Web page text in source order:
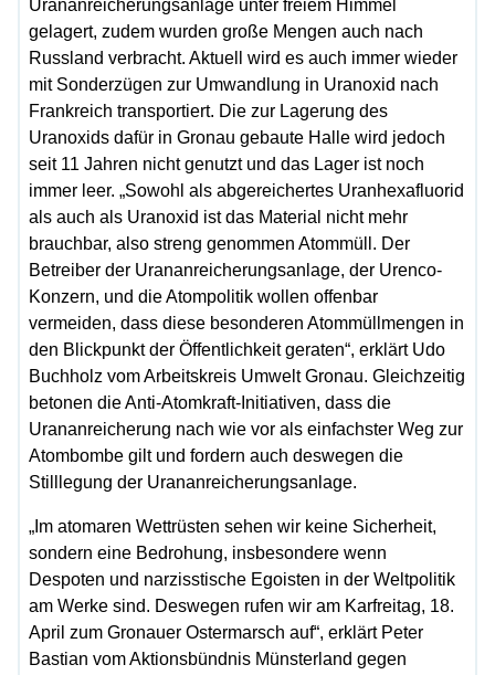
Urananreicherungsanlage unter freiem Himmel
gelagert, zudem wurden große Mengen auch nach
Russland verbracht. Aktuell wird es auch immer wieder
mit Sonderzügen zur Umwandlung in Uranoxid nach
Frankreich transportiert. Die zur Lagerung des
Uranoxids dafür in Gronau gebaute Halle wird jedoch
seit 11 Jahren nicht genutzt und das Lager ist noch
immer leer. „Sowohl als abgereichertes Uranhexafluorid
als auch als Uranoxid ist das Material nicht mehr
brauchbar, also streng genommen Atommüll. Der
Betreiber der Urananreicherungsanlage, der Urenco-
Konzern, und die Atompolitik wollen offenbar
vermeiden, dass diese besonderen Atommüllmengen in
den Blickpunkt der Öffentlichkeit geraten“, erklärt Udo
Buchholz vom Arbeitskreis Umwelt Gronau. Gleichzeitig
betonen die Anti-Atomkraft-Initiativen, dass die
Urananreicherung nach wie vor als einfachster Weg zur
Atombombe gilt und fordern auch deswegen die
Stilllegung der Urananreicherungsanlage.
„Im atomaren Wettrüsten sehen wir keine Sicherheit,
sondern eine Bedrohung, insbesondere wenn
Despoten und narzisstische Egoisten in der Weltpolitik
am Werke sind. Deswegen rufen wir am Karfreitag, 18.
April zum Gronauer Ostermarsch auf“, erklärt Peter
Bastian vom Aktionsbündnis Münsterland gegen